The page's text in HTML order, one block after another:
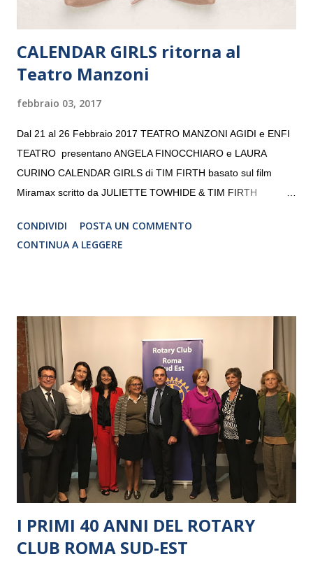
CALENDAR GIRLS ritorna al
Teatro Manzoni
febbraio 03, 2017
Dal 21 al 26 Febbraio 2017 TEATRO MANZONI AGIDI e ENFI
TEATRO presentano ANGELA FINOCCHIARO e LAURA
CURINO CALENDAR GIRLS di TIM FIRTH basato sul film
Miramax scritto da JULIETTE TOWHIDE & TIM FIRTH
CRISTINA PEZZOLI
CONDIVIDI
POSTA UN COMMENTO
CONTINUA A LEGGERE
I PRIMI 40 ANNI DEL ROTARY
CLUB ROMA SUD-EST